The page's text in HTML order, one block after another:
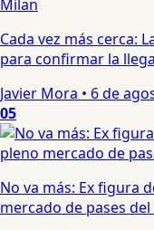
Cada vez más cerca:
para confirmar la
Javier Mora • 6 de
05
No va más: Ex figura
mercado de pases